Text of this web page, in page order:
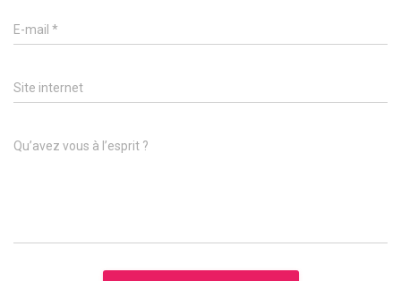
E-mail *
Site internet
Qu’avez vous à l’esprit ?